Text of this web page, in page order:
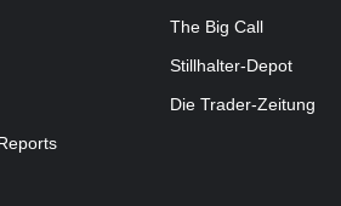
The Big Call
Stillhalter-Depot
Die Trader-Zeitung